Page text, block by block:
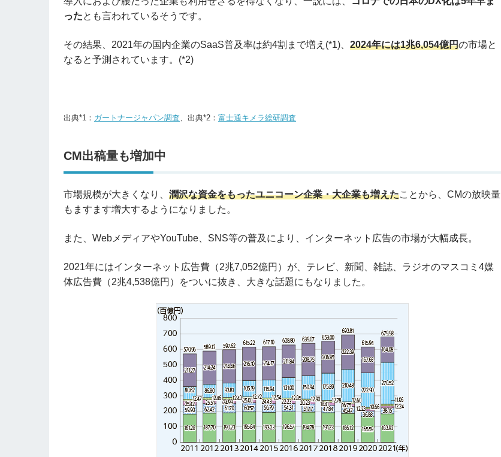
ったとも言われているそうです。
その結果、2021年の国内企業のSaaS普及率は約4割まで増え(*1)、 2024年には1兆6,054億円の市場と
なると予測されています。(*2)
出典*1： ガートナージャパン調査、出典*2： 富士通キメラ総研調査
CM出稿量も増加中
市場規模が大きくなり、 潤沢な資金をもったユニコーン企業・大企業も増えたことから、CMの放映量
もますます増大するようになりました。
また、WebメディアやYouTube、SNS等の普及により、インターネット広告の市場が大幅成長。
2021年にはインターネット広告費（2兆7,052億円）が、テレビ、新聞、雑誌、ラジオのマスコミ4媒
体広告費（2兆4,538億円）をついに抜き、大きな話題にもなりました。